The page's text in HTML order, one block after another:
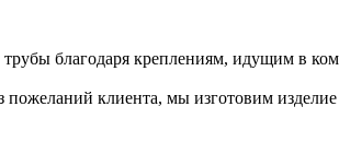
благодаря креплениям, идущим в
клиента, мы изготовим